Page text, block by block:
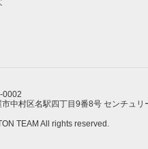
0002
市中村区名駅四丁目9番8号 センチュリ
TEAM All rights reserved.